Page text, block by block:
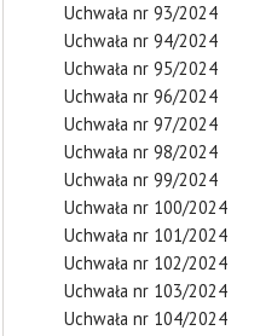
Uchwała nr 93/2024
Uchwała nr 94/2024
Uchwała nr 95/2024
Uchwała nr 96/2024
Uchwała nr 97/2024
Uchwała nr 98/2024
Uchwała nr 99/2024
Uchwała nr 100/2024
Uchwała nr 101/2024
Uchwała nr 102/2024
Uchwała nr 103/2024
Uchwała nr 104/2024